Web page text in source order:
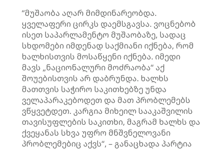
“მუშაობა აღარ მიმდინარეობდა.
ყველაფერი ცირკს დაემსგავსა. ვოცნებობ
ისეთ საპარლამენტო მუშაობაზე, სადაც
სხდომები იმდენად საქმიანი იქნება, რომ
ხალხისთვის მოსაწყენი იქნება. იმედი
მავს „ნაციონალური მოძრაობა“ აქ
შოუებისთვის არ დაბრუნდა. ხალხს
მათთვის საჭირო საკითხებზე უნდა
ველაპარაკებოდეთ და მათ პრობლემებს
ვწყვეტდეთ. კარგია მიხეილ სააკაშვილის
თავისუფლების საკითხი, მაგრამ ხალხს და
ქვეყანას სხვა უფრო მნშვნელოვანი
პრობლემებიც აქვს“, – განაცხადა პარტია